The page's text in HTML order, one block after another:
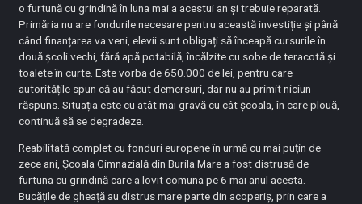
o furtună cu grindină în luna mai a acestui an și trebuie reparată.
Primăria nu are fondurile necesare pentru această investiție și până
când finanțarea va veni, elevii sunt obligați să înceapă cursurile în
două școli vechi, fără apă potabilă, încălzite cu sobe de teracotă și
toalete în curte. Este vorba de 650.000 de lei, pentru care
autoritățile spun că au făcut demersuri, dar nu au primit niciun
răspuns. Situația este cu atât mai gravă cu cât școala, în care plouă,
continuă să se degradeze.
Reabilitată complet cu fonduri europene în urmă cu mai puțin de
zece ani, Școala Gimnazială din Burila Mare a fost distrusă de
furtuna cu grindină care a lovit comuna pe 6 mai anul acesta.
Bucățile de gheață au distrus mare parte din acoperiș, prin care a